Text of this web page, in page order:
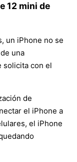
12 mini de
un iPhone no se
una
solicita con el
de
el iPhone a
el iPhone